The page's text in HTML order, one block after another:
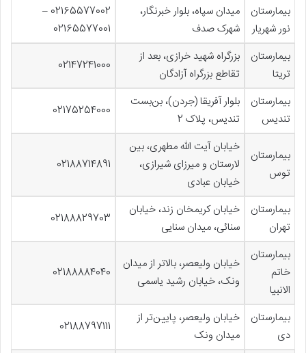
بیمارستان
نور شهریار
میدان سپاه، بلوار خبرنگار،
شهرک صدف
02165577002 –
02165577001
بیمارستان
تریتا
بزرگراه شهید خرازی، بعد از
تقاطع بزرگراه آزادگان
02147241000
بیمارستان
تندیس
بلوار آفریقا (جردن)، بن‌بست
تندیس، پلاک 2
02175254000
بیمارستان
توس
خیابان آیت الله مطهری، بین
لارستان و میرزای شیرازی،
خیابان عبادی
02188714891
بیمارستان
تهران
خیابان کریمخان زند، خیابان
سنائی، میدان سنایی
02188829703
بیمارستان
خاتم
الانبیا
خیابان ولیعصر، بالاتر از میدان
ونک، خیابان رشید یاسمی
02188884040
بیمارستان
دی
خیابان ولیعصر، پایین‌تر از
میدان ونک
02188797111